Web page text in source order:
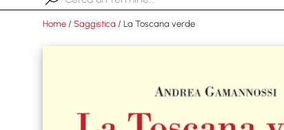
Home / Saggistica / La Toscana verde